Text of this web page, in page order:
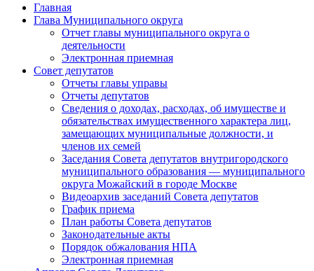
Главная
Глава Муниципального округа
Отчет главы муниципального округа о
деятельности
Электронная приемная
Совет депутатов
Отчеты главы управы
Отчеты депутатов
Сведения о доходах, расходах, об имуществе и
обязательствах имущественного характера лиц,
замещающих муниципальные должности, и
членов их семей
Заседания Совета депутатов внутригородского
муниципального образования — муниципального
округа Можайский в городе Москве
Видеоархив заседаний Совета депутатов
График приема
План работы Совета депутатов
Законодательные акты
Порядок обжалования НПА
Электронная приемная